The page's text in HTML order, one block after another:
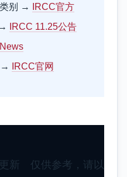
别 → IRCC官方
IRCC 11.25公告
→ IRCC官网
新 仅供参考，请以